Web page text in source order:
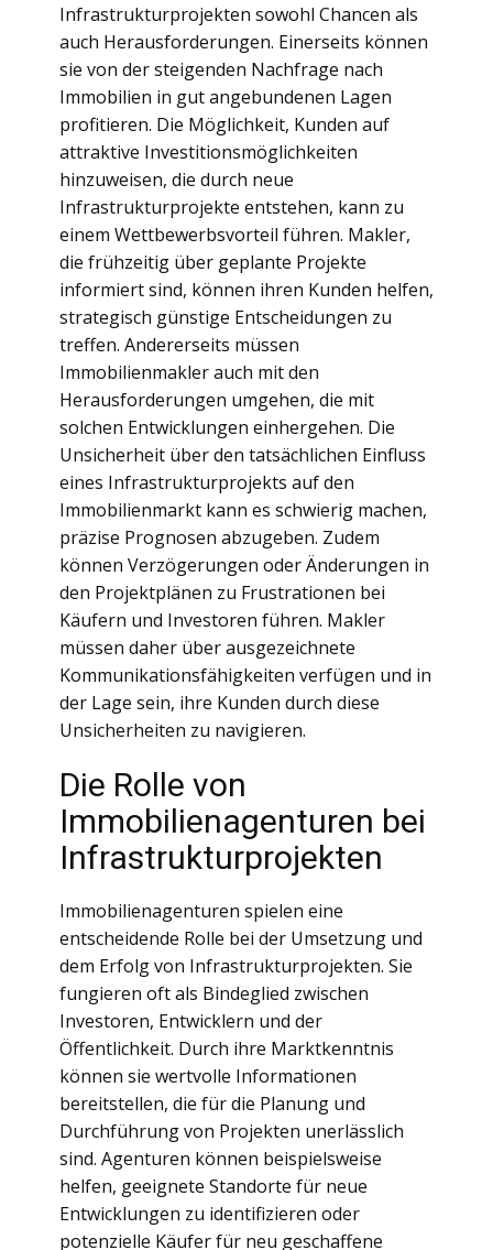
Infrastrukturprojekten sowohl Chancen als
auch Herausforderungen. Einerseits können
sie von der steigenden Nachfrage nach
Immobilien in gut angebundenen Lagen
profitieren. Die Möglichkeit, Kunden auf
attraktive Investitionsmöglichkeiten
hinzuweisen, die durch neue
Infrastrukturprojekte entstehen, kann zu
einem Wettbewerbsvorteil führen. Makler,
die frühzeitig über geplante Projekte
informiert sind, können ihren Kunden helfen,
strategisch günstige Entscheidungen zu
treffen. Andererseits müssen
Immobilienmakler auch mit den
Herausforderungen umgehen, die mit
solchen Entwicklungen einhergehen. Die
Unsicherheit über den tatsächlichen Einfluss
eines Infrastrukturprojekts auf den
Immobilienmarkt kann es schwierig machen,
präzise Prognosen abzugeben. Zudem
können Verzögerungen oder Änderungen in
den Projektplänen zu Frustrationen bei
Käufern und Investoren führen. Makler
müssen daher über ausgezeichnete
Kommunikationsfähigkeiten verfügen und in
der Lage sein, ihre Kunden durch diese
Unsicherheiten zu navigieren.
Die Rolle von
Immobilienagenturen bei
Infrastrukturprojekten
Immobilienagenturen spielen eine
entscheidende Rolle bei der Umsetzung und
dem Erfolg von Infrastrukturprojekten. Sie
fungieren oft als Bindeglied zwischen
Investoren, Entwicklern und der
Öffentlichkeit. Durch ihre Marktkenntnis
können sie wertvolle Informationen
bereitstellen, die für die Planung und
Durchführung von Projekten unerlässlich
sind. Agenturen können beispielsweise
helfen, geeignete Standorte für neue
Entwicklungen zu identifizieren oder
potenzielle Käufer für neu geschaffene